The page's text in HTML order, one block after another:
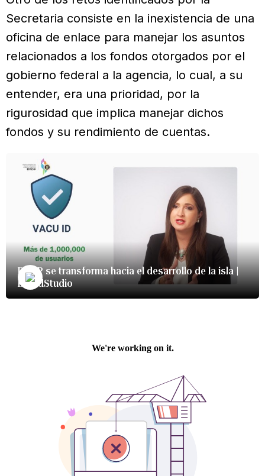
Secretaria consiste en la inexistencia de una
oficina de enlace para manejar los asuntos
relacionados a los fondos otorgados por el
gobierno federal a la agencia, lo cual, a su
entender, era una prioridad, por la
rigurosidad que implica manejar dichos
fondos y su rendimiento de cuentas.
DTOP se transforma hacia el desarrollo de la isla |
BrandStudio